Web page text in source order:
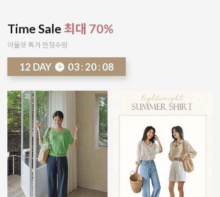
Time Sale 최대 70%
아울렛 특가 한정수량
12 DAY 03: 20: 02